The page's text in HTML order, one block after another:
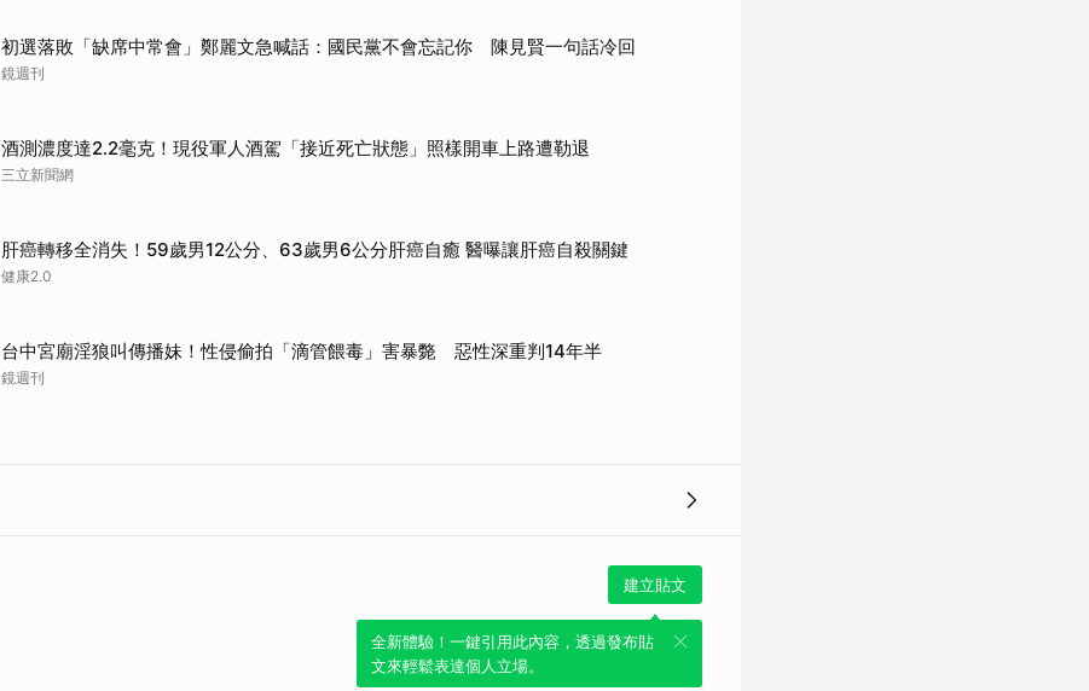
初選落敗「缺席中常會」鄭麗文急喊話：國民黨不會忘記你 陳見賢一句話冷回
鏡週刊
酒測濃度達2.2毫克！現役軍人酒駕「接近死亡狀態」照樣開車上路遭勒退
三立新聞網
肝癌轉移全消失！59歲男12公分、63歲男6公分肝癌自癒 醫曝讓肝癌自殺關鍵
健康2.0
台中宮廟淫狼叫傳播妹！性侵偷拍「滴管餵毒」害暴斃 惡性深重判14年半
鏡週刊
建立貼文
全新體驗！一鍵引用此內容，透過發布貼
文來輕鬆表達個人立場。